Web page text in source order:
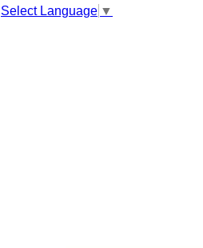
Select Language ▼